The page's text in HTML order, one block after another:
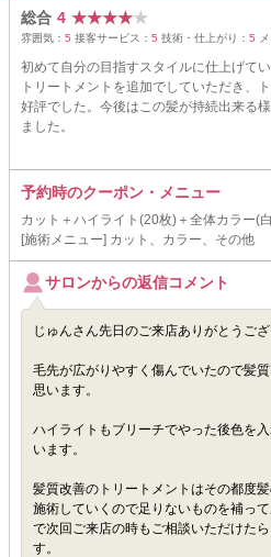
総合 4 ★★★★★
雰囲気： 5 接客サービス： 5 技術・仕上がり： 5
初めて自分の目指すスタイルに仕上げて
トリートメントを追加でしていただき、
好評でした。今後はこの髪が持続出来る
ました。
予約時のクーポン・メニュー
カット＋ハイライト(20枚)＋全体カラー
[施術メニュー] カット、カラー、その他
サロンからの返信コメント
じゅんさん先日のご来店ありがとうござ
毛先が広がりやすく傷んでいたので髪
思います。
ハイライトもブリーチでやった後色を
います。
髪質改善のトリートメントはその都度
施術していくので足りないものを補っ
で次回ご来店の時もご相談いただけた
す。